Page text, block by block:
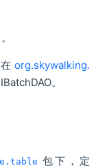
org.skywalking.
。
包下，定